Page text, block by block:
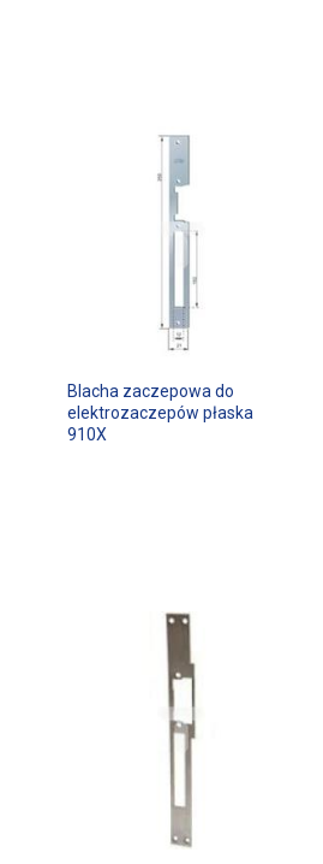
Blacha zaczepowa do
elektrozaczepów płaska
910X